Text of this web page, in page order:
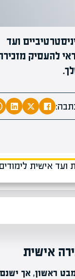
ועד
להעסיק
אישית
ראשון, אך ישנם